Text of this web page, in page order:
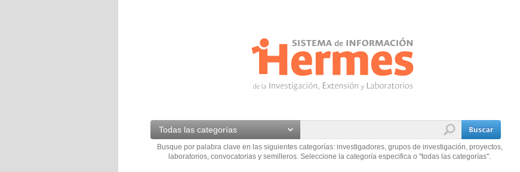
Todas las categorías
Busque por palabra clave en las siguientes categorías: investigadores, grupos de investigación, proyectos,
laboratorios, convocatorias y semilleros. Seleccione la categoría especifica o "todas las categorías".